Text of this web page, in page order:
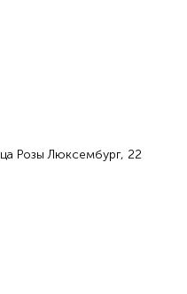
Розы Люксембург, 22